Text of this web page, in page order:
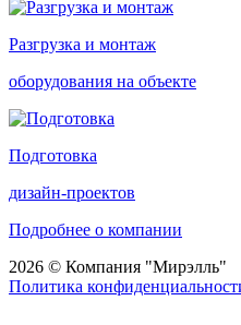
Разгрузка и монтаж
оборудования на объекте
Подготовка
дизайн-проектов
Подробнее о компании
2026 © Компания "Мирэлль"
Политика